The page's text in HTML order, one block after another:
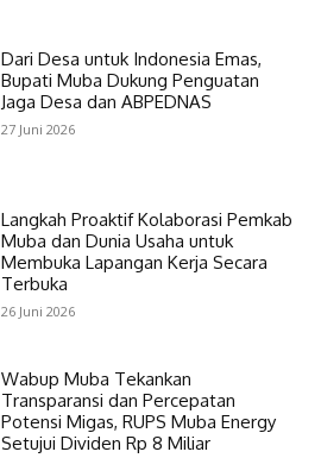
Dari Desa untuk Indonesia Emas,
Bupati Muba Dukung Penguatan
Jaga Desa dan ABPEDNAS
27 Juni 2026
Langkah Proaktif Kolaborasi Pemkab
Muba dan Dunia Usaha untuk
Membuka Lapangan Kerja Secara
Terbuka
26 Juni 2026
Wabup Muba Tekankan
Transparansi dan Percepatan
Potensi Migas, RUPS Muba Energy
Setujui Dividen Rp 8 Miliar